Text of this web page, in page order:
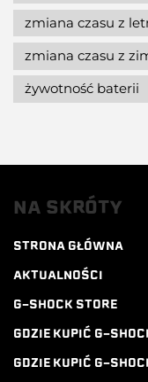
zmiana czasu z
zmiana czasu z
żywotność baterii
NA SKRÓTY
STRONA GŁÓWNA
AKTUALNOŚCI
G-SHOCK STORE
GDZIE KUPIĆ G-
GDZIE KUPIĆ G-